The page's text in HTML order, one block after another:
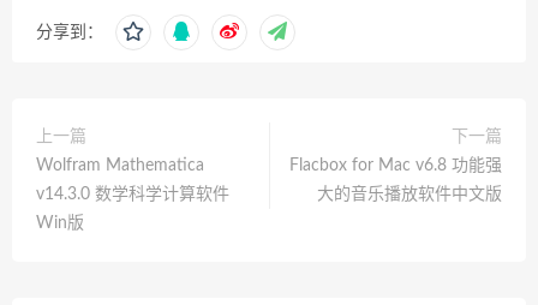
分享到：
上一篇
Wolfram Mathematica
v14.3.0 数学科学计算软件
Win版
下一篇
Flacbox for Mac v6.8 功能强
大的音乐播放软件中文版